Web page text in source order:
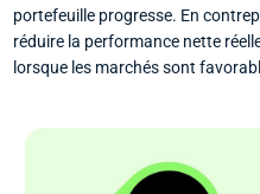
portefeuille progresse. En
réduire la performance nette
lorsque les marchés sont